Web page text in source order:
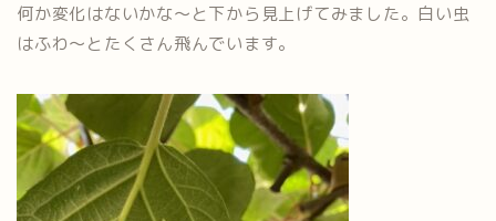
何か変化はないかな～と下から見上げてみました。白い虫
はふわ～とたくさん飛んでいます。